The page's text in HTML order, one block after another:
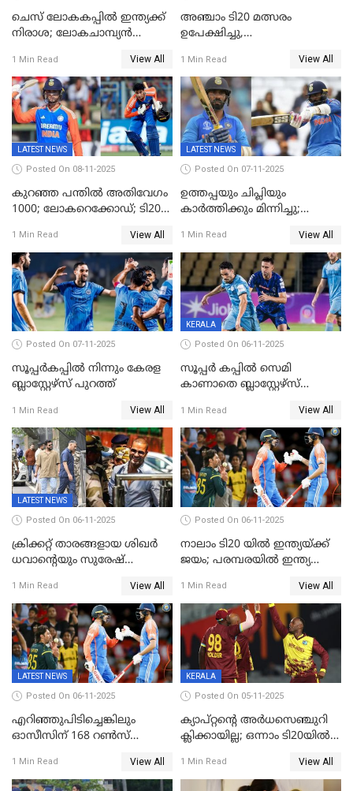
ചെസ് ലോകകപ്പില്‍ ഇന്ത്യക്ക്
നിരാശ; ലോകചാമ്പ്യന്‍
1 Min Read View All
അഞ്ചാം ടി20 മത്സരം
ഉപേക്ഷിച്ചു,
ജയിച്ച് ഇന്ത്യ
1 Min Read View All
LATEST NEWS
Posted On 08-11-2025
കുറഞ്ഞ പന്തിൽ അതിവേഗം
1000; ലോകറെക്കോഡ്; ടി20
അപൂര്‍വനേട്ടവുമായി
അഭിഷേക് ശർമ
1 Min Read View All
LATEST NEWS
Posted On 07-11-2025
ഉത്തപ്പയും ചിപ്ലിയും
കാർത്തിക്കും മിന്നിച്ചു;
ഇന്ത്യ; ഹോങ്കോങ് സിക്സസ്
ക്രിക്കറ്റ് ടൂർണമെന്റിൽ ജയം
1 Min Read View All
Posted On 07-11-2025
സൂപ്പര്‍കപ്പില്‍ നിന്നും കേരള
ബ്ലാസ്റ്റേഴ്‌സ് പുറത്ത്
1 Min Read View All
KERALA
Posted On 06-11-2025
സൂപ്പർ കപ്പിൽ സെമി
കാണാതെ ബ്ലാസ്റ്റേഴ്സ്
1 Min Read View All
LATEST NEWS
Posted On 06-11-2025
ക്രിക്കറ്റ് താരങ്ങളായ ശിഖർ
ധവാന്‍റെയും സുരേഷ്
കണ്ടുകെട്ടി
1 Min Read View All
Posted On 06-11-2025
നാലാം ടി20 യില്‍ ഇന്ത്യയ്ക്ക്
ജയം; പരമ്പരയിൽ ഇന്ത്യ
1 Min Read View All
LATEST NEWS
Posted On 06-11-2025
എറിഞ്ഞുപിടിച്ചെങ്കിലും
ഓസീസിന് 168 റൺസ്
1 Min Read View All
KERALA
Posted On 05-11-2025
ക്യാപ്റ്റന്റെ അർധസെഞ്ചുറി
ക്ലിക്കായില്ല; ഒന്നാം ടി20യിൽ
വിൻഡീസിന് ജയം
1 Min Read View All